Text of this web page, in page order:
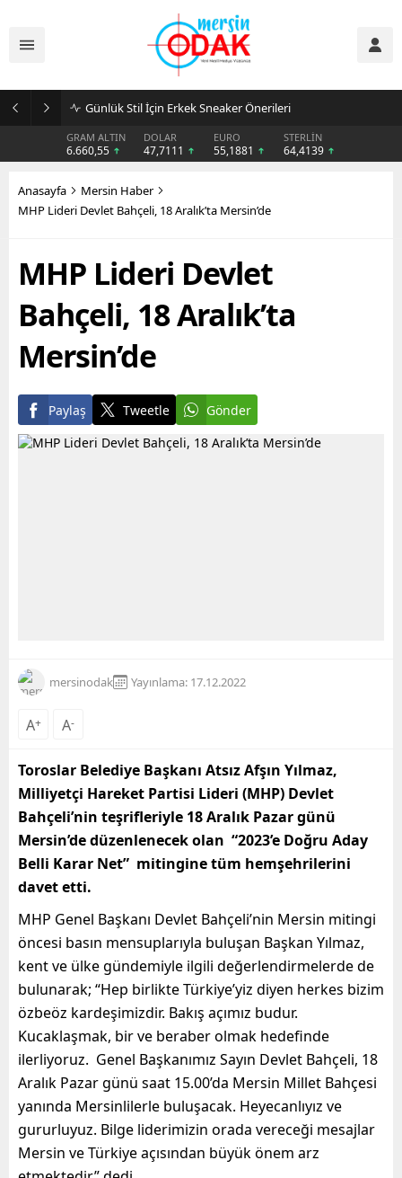
Günlük Stil İçin Erkek Sneaker Önerileri
GRAM ALTIN
6.660,55
DOLAR
47,7111
EURO
55,1881
STERLİN
64,4139
Anasayfa
Mersin Haber
MHP Lideri Devlet Bahçeli, 18 Aralık’ta Mersin’de
MHP Lideri Devlet
Bahçeli, 18 Aralık’ta
Mersin’de
Paylaş Tweetle Gönder
mersinodak Yayınlama: 17.12.2022
A+ A-
Toroslar Belediye Başkanı Atsız Afşın Yılmaz,
Milliyetçi Hareket Partisi Lideri (MHP) Devlet
Bahçeli’nin teşrifleriyle 18 Aralık Pazar günü
Mersin’de düzenlenecek olan “2023’e Doğru Aday
Belli Karar Net” mitingine tüm hemşehrilerini
davet etti.
MHP Genel Başkanı Devlet Bahçeli’nin Mersin mitingi
öncesi basın mensuplarıyla buluşan Başkan Yılmaz,
kent ve ülke gündemiyle ilgili değerlendirmelerde de
bulunarak; “Hep birlikte Türkiye’yiz diyen herkes bizim
özbeöz kardeşimizdir. Bakış açımız budur.
Kucaklaşmak, bir ve beraber olmak hedefinde
ilerliyoruz. Genel Başkanımız Sayın Devlet Bahçeli, 18
Aralık Pazar günü saat 15.00’da Mersin Millet Bahçesi
yanında Mersinlilerle buluşacak. Heyecanlıyız ve
gururluyuz. Bilge liderimizin orada vereceği mesajlar
Mersin ve Türkiye açısından büyük önem arz